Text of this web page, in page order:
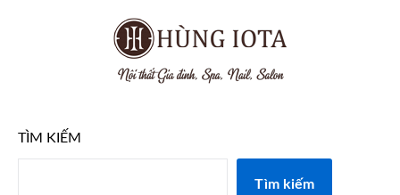
TÌM KIẾM
Tìm kiếm